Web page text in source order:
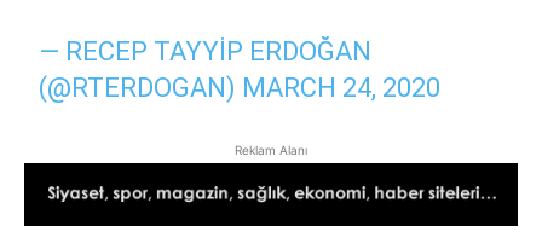
— RECEP TAYYIP ERDOĞAN
(@RTERDOGAN) MARCH 24, 2020
Reklam Alanı